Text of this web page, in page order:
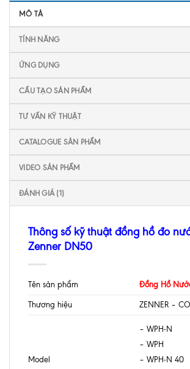
MÔ TẢ
TÍNH NĂNG
ỨNG DỤNG
CẤU TẠO SẢN PHẨM
TƯ VẤN KỸ THUẬT
CATALOGUE SẢN PHẨM
VIDEO SẢN PHẨM
ĐÁNH GIÁ (1)
Thông số kỹ thuật đồng hồ đo
Zenner DN50
Tên sản phẩm
Đồng Hồ
Thương hiệu
ZENNER –
Model
– WPH-N
– WPH
– WPH-N 40